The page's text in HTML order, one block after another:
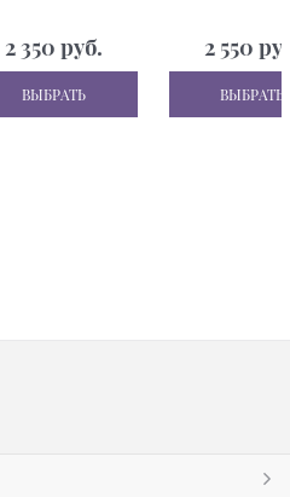
2 350 руб.
ВЫБРАТЬ
2 550
ВЫБРАТЬ